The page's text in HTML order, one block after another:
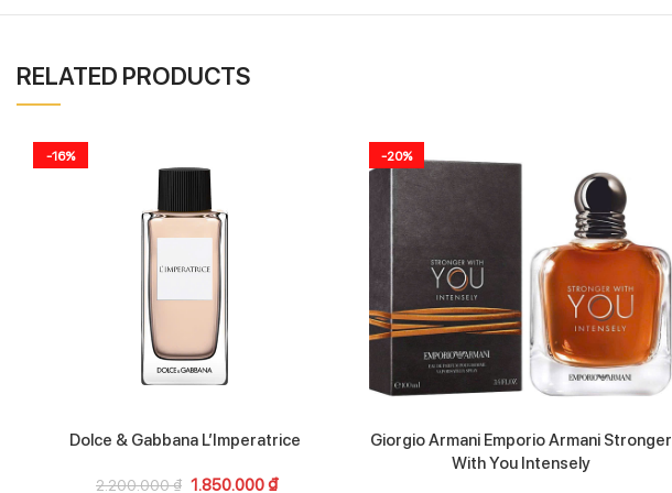
RELATED PRODUCTS
-16%
Dolce & Gabbana L’Imperatrice
2.200.000₫ 1.850.000₫
-20%
Giorgio Armani Emporio Armani Stronger
With You Intensely